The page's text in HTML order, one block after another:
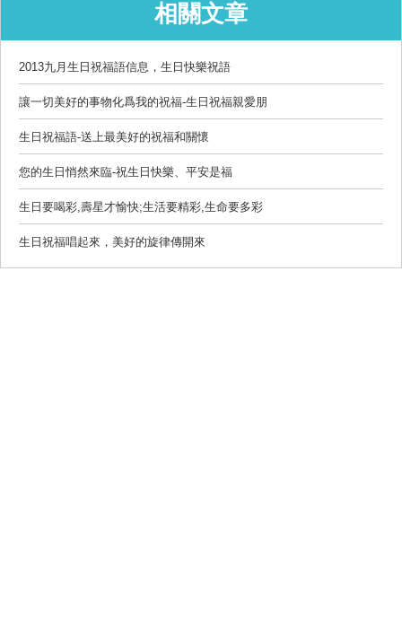
相關文章
2013九月生日祝福語信息，生日快樂祝語
讓一切美好的事物化爲我的祝福-生日祝福親愛朋
生日祝福語-送上最美好的祝福和關懷
您的生日悄然來臨-祝生日快樂、平安是福
生日要喝彩,壽星才愉快;生活要精彩,生命要多彩
生日祝福唱起來，美好的旋律傳開來